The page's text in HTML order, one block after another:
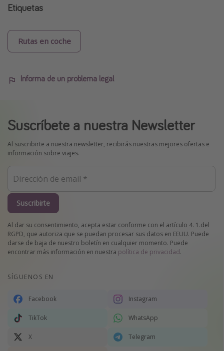
Etiquetas
Rutas en coche
Informa de un problema legal
Suscríbete a nuestra Newsletter
Al suscribirte a nuestra newsletter, recibirás nuestras mejores ofertas e
información sobre viajes.
Suscribirte
Al dar su consentimiento, acepta estar conforme con el artículo 4. 1.del
RGPD, que autoriza que se puedan procesar sus datos en EEUU. Puede
darse de baja de nuestro boletín en cualquier momento. Puede
encontrar más información en nuestra política de privacidad.
SÍGUENOS EN
Facebook Instagram
TikTok WhatsApp
X Telegram